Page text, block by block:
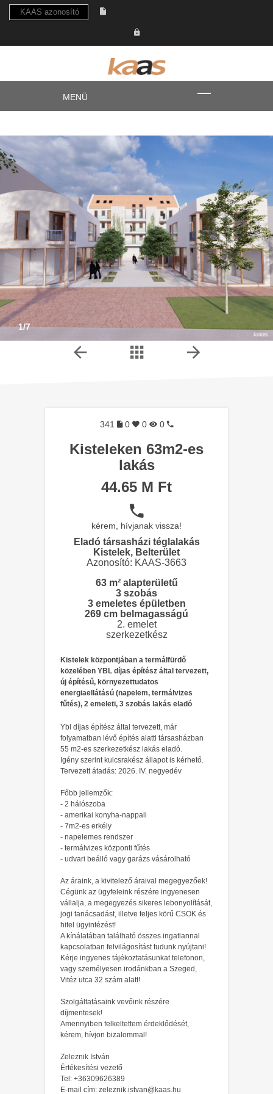
1/7
341 0 0 0
Kisteleken 63m2-es
lakás
44.65 M Ft
kérem, hívjanak vissza!
Eladó társasházi téglalakás
Kistelek, Belterület
Azonosító: KAAS-3663
63 m² alapterületű
3 szobás
3 emeletes épületben
269 cm belmagasságú
2. emelet
szerkezetkész
Kistelek központjában a termálfürdő
közelében YBL díjas építész által tervezett,
új építésű, környezettudatos
energiaellátású (napelem, termálvizes
fűtés), 2 emeleti, 3 szobás lakás eladó
Ybl díjas építész által tervezett, már
folyamatban lévő építés alatti társasházban
55 m2-es szerkezetkész lakás eladó.
Igény szerint kulcsrakész állapot is kérhető.
Tervezett átadás: 2026. IV. negyedév
Főbb jellemzők:
- 2 hálószoba
- amerikai konyha-nappali
- 7m2-es erkély
- napelemes rendszer
- termálvizes központi fűtés
- udvari beálló vagy garázs vásárolható
Az áraink, a kivitelező áraival megegyezőek!
Cégünk az ügyfeleink részére ingyenesen
vállalja, a megegyezés sikeres lebonyolítását,
jogi tanácsadást, illetve teljes körű CSOK és
hitel ügyintézést!
A kínálatában található összes ingatlannal
kapcsolatban felvilágosítást tudunk nyújtani!
Kérje ingyenes tájékoztatásunkat telefonon,
vagy személyesen irodánkban a Szeged,
Vitéz utca 32 szám alatt!
Szolgáltatásaink vevőink részére
díjmentesek!
Amennyiben felkeltettem érdeklődését,
kérem, hívjon bizalommal!
Zeleznik István
Értékesítési vezető
Tel: +36309626389
E-mail cím: zeleznik.istvan@kaas.hu